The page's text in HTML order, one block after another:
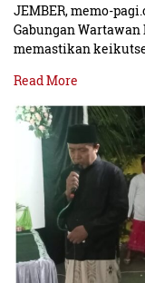
JEMBER, memo-
Gabungan
memastikan
Read More